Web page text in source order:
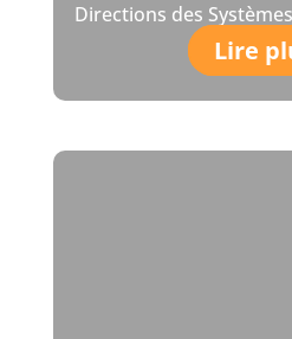
Directions des
Lire